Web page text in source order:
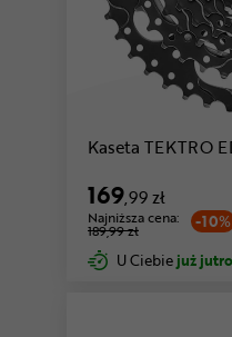
Kaseta TEKTRO
169,99 zł
-10%
Najniższa cena:
189,99 zł
U Ciebie już